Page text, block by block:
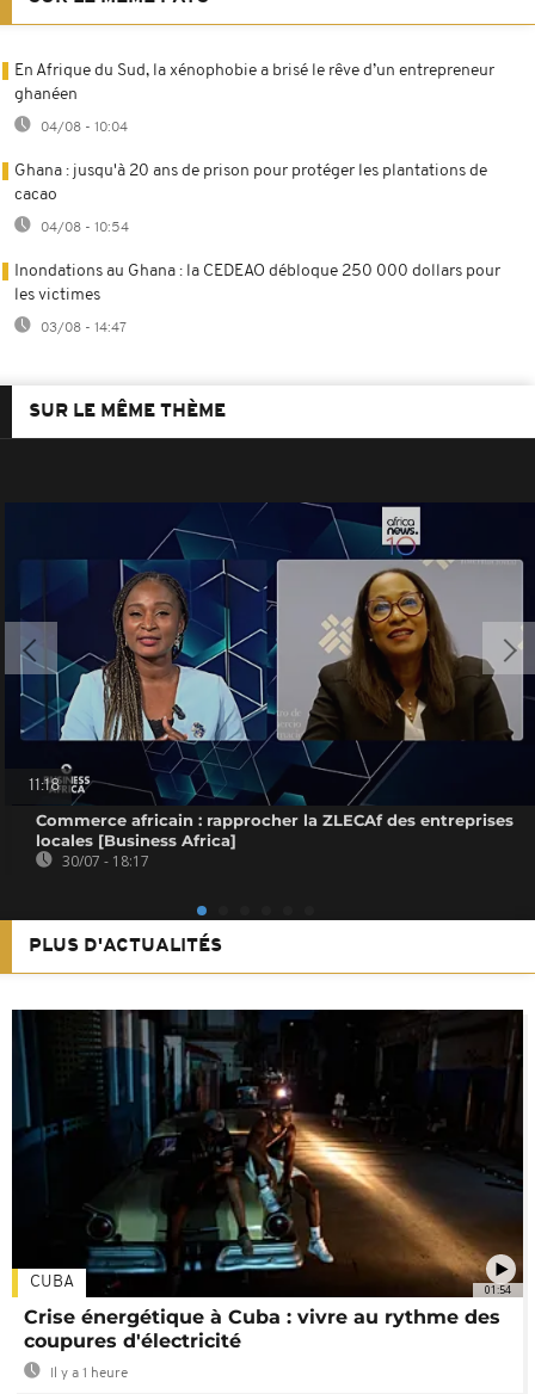
En Afrique du Sud, la xénophobie a brisé le rêve d’un entrepreneur
ghanéen
04/08 - 10:04
Ghana : jusqu'à 20 ans de prison pour protéger les plantations de
cacao
04/08 - 10:54
Inondations au Ghana : la CEDEAO débloque 250 000 dollars pour
les victimes
03/08 - 14:47
SUR LE MÊME THÈME
11:18
Commerce africain : rapprocher la ZLECAf des entreprises
locales [Business Africa]
30/07 - 18:17
PLUS D'ACTUALITÉS
01:54
CUBA
Crise énergétique à Cuba : vivre au rythme des
coupures d'électricité
Il y a 1 heure